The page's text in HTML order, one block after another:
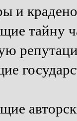
и
тайну